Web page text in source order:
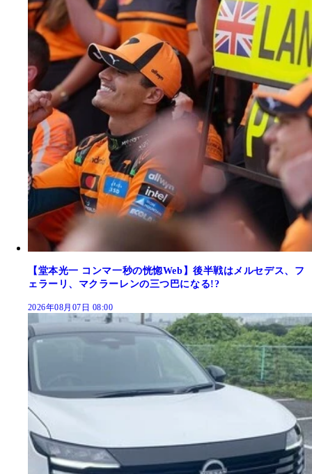
【堂本光一 コンマ一秒の恍惚Web】後半戦はメルセデス、フ
ェラーリ、マクラーレンの三つ巴になる!?
2026年08月07日 08:00